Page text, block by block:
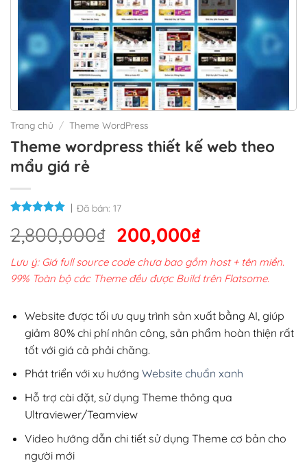
Trang chủ / Theme WordPress
Theme wordpress thiết kế web theo
mẩu giá rẻ
Đã bán: 17
2,800,000₫ Giá
gốc
là:
2,800,000₫.
200,000₫Giá
hiện
tại
200,000₫.
Lưu ý: Giá full source code chưa bao gồm host + tên miền.
99% Toàn bộ các Theme đều được Build trên Flatsome.
Website được tối ưu quy trình sản xuất bằng AI, giúp
giảm 80% chi phí nhân công, sản phẩm hoàn thiện rất
tốt với giá cả phải chăng.
Phát triển với xu hướng Website chuẩn xanh
Hỗ trợ cài đặt, sử dụng Theme thông qua
Ultraviewer/Teamview
Video hướng dẫn chi tiết sử dụng Theme cơ bản cho
người mới